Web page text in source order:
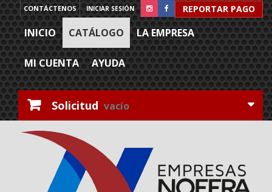
REPORTAR PAGO
INICIAR SESIÓN
CONTÁCTENOS
INICIO CATÁLOGO LA EMPRESA
MI CUENTA AYUDA
Solicitud vacío